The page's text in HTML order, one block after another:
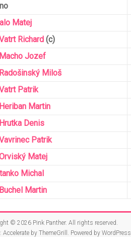
Matej
Richard (c)
Macho Jozef
Radošinský Miloš
Patrik
Heriban Martin
Hrutka Denis
Patrik
Matej
Michal
Buchel Martin
© 2026 Pink Panther. All rights reserved.
Accelerate by ThemeGrill. Powered by WordPress